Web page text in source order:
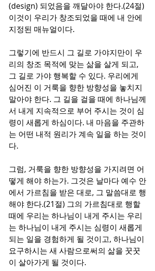
(design) 되었음을 깨달아야 한다.(24절)
이것이 우리가 창조되었을 때에 내 안에
지정된 매뉴얼이다.
그렇기에 반드시 그 길로 가야지만이 우
리의 창조 목적에 맞는 삶을 살게 되고,
그 길로 가야 행복할 수 있다. 우리에게
심어진 이 거룩을 향한 방향성을 놓치지
말아야 한다. 그 길을 걸을 때에 하나님께
서 내게 지속적으로 부어 주시는 것이 심
령이 새롭게 하심이다. 내 마음을 주관하
는 어떤 내적 원리가 계속 일을 하는 것이
다.
그럼, 거룩을 향한 방향성을 가지려면 어
떻게 해야 하는가. 그것은 날마다 예수 안
에서 가르침을 받은 대로, 그 말씀대로 행
해야 한다.(21절) 그의 가르침대로 행할
때에 우리는 하나님이 내게 주시는 우리
는 하나님이 내게 주시는 심령이 새롭게
되는 일을 경험하게 될 것이고, 하나님이
요구하시는 새 사람으로써의 삶을 꿋꿋
이 살아가게 될 것이다.